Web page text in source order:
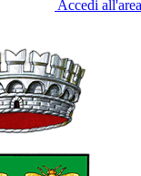
Accedi